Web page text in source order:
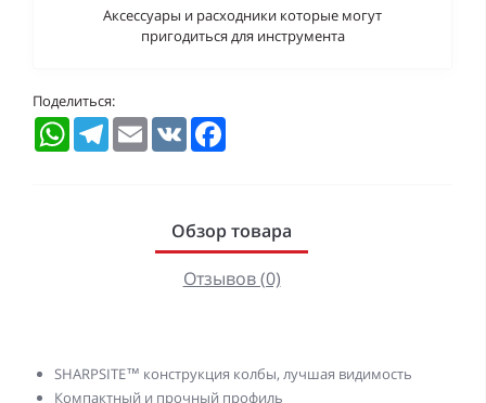
Аксессуары и расходники которые могут
пригодиться для инструмента
Поделиться:
WhatsAppTelegramEmail VK
Обзор товара
Отзывов (0)
SHARPSITE™ конструкция колбы, лучшая видимость
Компактный и прочный профиль